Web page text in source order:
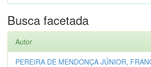
Busca facetada
Autor
PEREIRA DE MENDONÇA JÚNIOR,